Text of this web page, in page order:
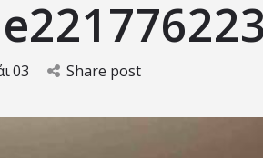
03 Share post